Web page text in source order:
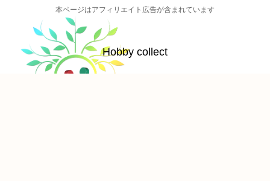
本ページはアフィリエイト広告が含まれています
Hobby collect